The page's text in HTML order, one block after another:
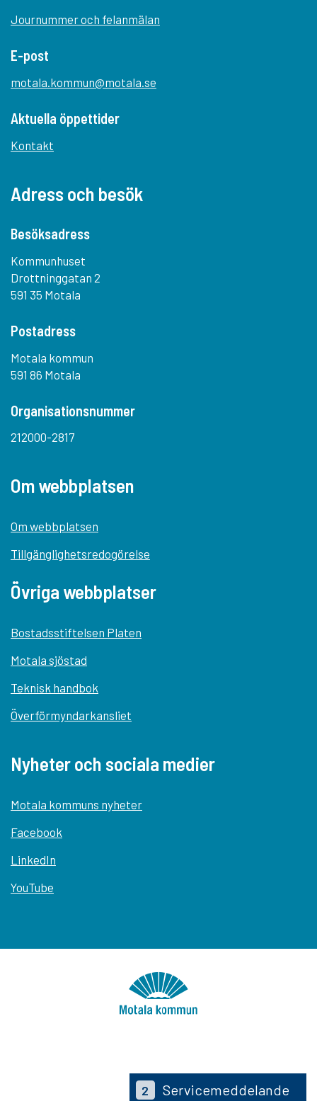
Journummer och felanmälan
E-post
motala.kommun@motala.se
Aktuella öppettider
Kontakt
Adress och besök
Besöksadress
Kommunhuset
Drottninggatan 2
591 35 Motala
Postadress
Motala kommun
591 86 Motala
Organisationsnummer
212000-2817
Om webbplatsen
Om webbplatsen
Tillgänglighetsredogörelse
Övriga webbplatser
Bostadsstiftelsen Platen
Motala sjöstad
Teknisk handbok
Överförmyndarkansliet
Nyheter och sociala medier
Motala kommuns nyheter
Facebook
LinkedIn
YouTube
2 Servicemeddelande